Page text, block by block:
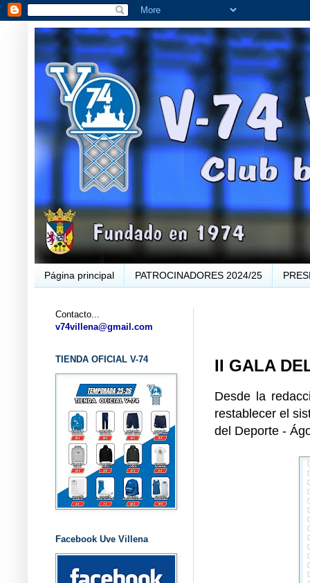
Página principal PATROCINADORES 2024/25
II GALA
Desde la
restablecer el
del Deporte -
Contacto...
v74villena@gmail.com
TIENDA OFICIAL V-74
Facebook Uve Villena